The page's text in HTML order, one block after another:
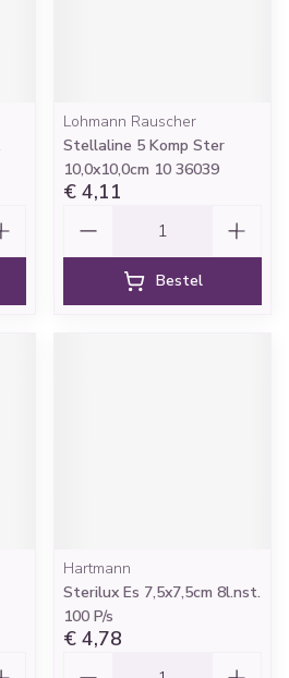
Lohmann Rauscher
Stellaline 5 Komp Ster
10,0x10,0cm 10 36039
€ 4,11
Bestel
Hartmann
Sterilux Es 7,5x7,5cm 8l.nst.
100 P/s
€ 4,78